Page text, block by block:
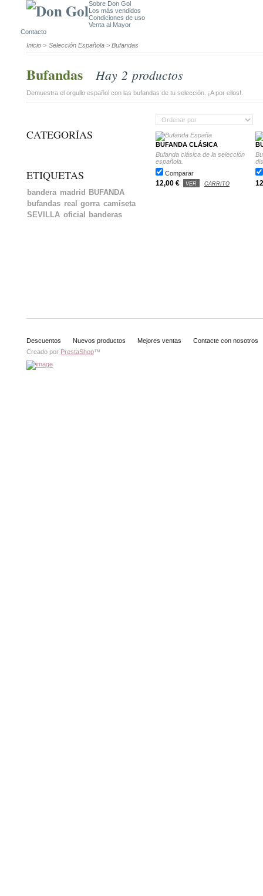
Sobre Don Gol
Los más vendidos
Condiciones de uso
Venta al Mayor
Contacto
Inicio > Selección Española > Bufandas
Bufandas Hay 2 productos
Demuestra el orgullo español con las bufandas de tu selección. ¡A por ellos!.
BUFANDA CLÁSICA
Bufanda clásica de la selección
española.
Comparar
12,00 € VER CARRITO
CATEGORÍAS
ETIQUETAS
bandera madrid BUFANDA
bufandas real gorra camiseta
SEVILLA oficial banderas
Descuentos Nuevos productos Mejores ventas
Contacte con nosotros
Creado por PrestaShop™